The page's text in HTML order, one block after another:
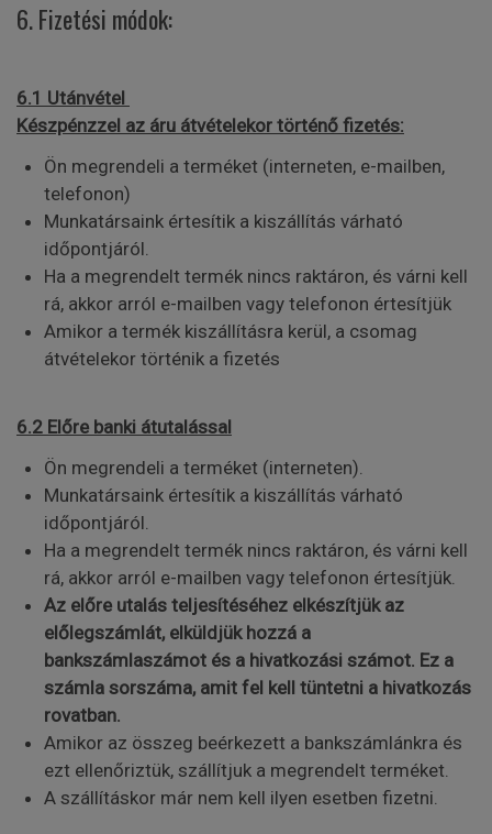
6. Fizetési módok:
6.1 Utánvétel
Készpénzzel az áru átvételekor történő fizetés:
Ön megrendeli a terméket (interneten, e-mailben,
telefonon)
Munkatársaink értesítik a kiszállítás várható
időpontjáról.
Ha a megrendelt termék nincs raktáron, és várni kell
rá, akkor arról e-mailben vagy telefonon értesítjük
Amikor a termék kiszállításra kerül, a csomag
átvételekor történik a fizetés
6.2 Előre banki átutalással
Ön megrendeli a terméket (interneten).
Munkatársaink értesítik a kiszállítás várható
időpontjáról.
Ha a megrendelt termék nincs raktáron, és várni kell
rá, akkor arról e-mailben vagy telefonon értesítjük.
Az előre utalás teljesítéséhez elkészítjük az
előlegszámlát, elküldjük hozzá a
bankszámlaszámot és a hivatkozási számot. Ez a
számla sorszáma, amit fel kell tüntetni a hivatkozás
rovatban.
Amikor az összeg beérkezett a bankszámlánkra és
ezt ellenőriztük, szállítjuk a megrendelt terméket.
A szállításkor már nem kell ilyen esetben fizetni.